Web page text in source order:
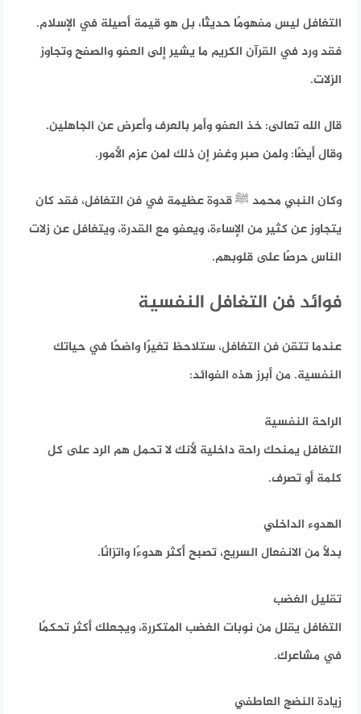
التغافل ليس مفهومًا حديثًا، بل هو قيمة أصيلة في الإسلام.
فقد ورد في القرآن الكريم ما يشير إلى العفو والصفح وتجاوز
الزلات.
قال الله تعالى: خذ العفو وأمر بالعرف وأعرض عن الجاهلين.
وقال أيضًا: ولمن صبر وغفر إن ذلك لمن عزم الأمور.
وكان النبي محمد ﷺ قدوة عظيمة في فن التغافل، فقد كان
يتجاوز عن كثير من الإساءة، ويعفو مع القدرة، ويتغافل عن زلات
الناس حرصًا على قلوبهم.
فوائد فن التغافل النفسية
عندما تتقن فن التغافل، ستلاحظ تغيرًا واضحًا في حياتك
النفسية. من أبرز هذه الفوائد:
الراحة النفسية
التغافل يمنحك راحة داخلية لأنك لا تحمل هم الرد على كل
كلمة أو تصرف.
الهدوء الداخلي
بدلًا من الانفعال السريع، تصبح أكثر هدوءًا واتزانًا.
تقليل الغضب
التغافل يقلل من نوبات الغضب المتكررة، ويجعلك أكثر تحكمًا
في مشاعرك.
زيادة النضج العاطفي